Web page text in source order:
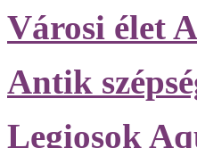
Városi élet
Antik
Legiosok